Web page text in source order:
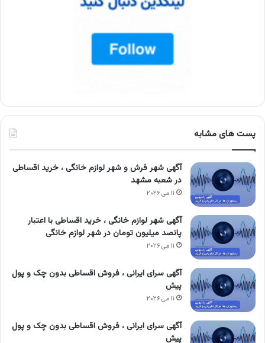
پست های مشابه
آگهی شهر فرش و شهر لوازم خانگی ، خرید اقساطی
در شعبه مشهد
۱۱ می ۲۰۲۶
آگهی شهر لوازم خانگی ، خرید اقساطی با اعتبار
پانصد میلیون تومان در شهر لوازم خانگی
۱۱ می ۲۰۲۶
آگهی سرای ایرانی ، فروش اقساطی بدون چک و پول
پیش
۱۱ می ۲۰۲۶
آگهی سرای ایرانی ، فروش اقساطی بدون چک و پول
پیش